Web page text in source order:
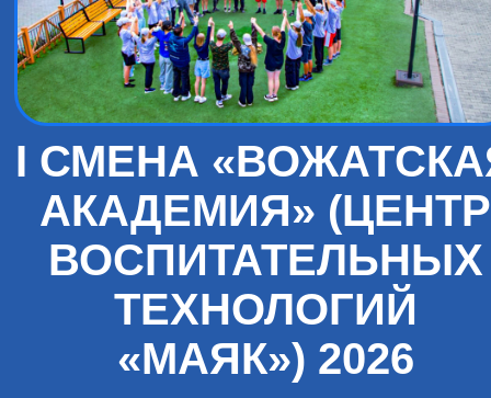
I СМЕНА
АКАДЕМИЯ» (ЦЕНТР
ВОСПИТАТЕЛЬНЫХ
ТЕХНОЛОГИЙ
«МАЯК») 2026